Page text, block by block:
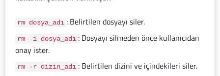
rm dosya_adı : Belirtilen dosyayı siler.
rm -i dosya_adı : Dosyayı silmeden önce kullanıcıdan
onay ister.
rm -r dizin_adı : Belirtilen dizini ve içindekileri siler.